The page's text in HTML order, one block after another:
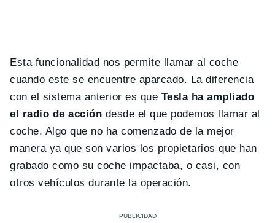
Esta funcionalidad nos permite llamar al coche
cuando este se encuentre aparcado. La diferencia
con el sistema anterior es que Tesla ha ampliado
el radio de acción desde el que podemos llamar al
coche. Algo que no ha comenzado de la mejor
manera ya que son varios los propietarios que han
grabado como su coche impactaba, o casi, con
otros vehículos durante la operación.